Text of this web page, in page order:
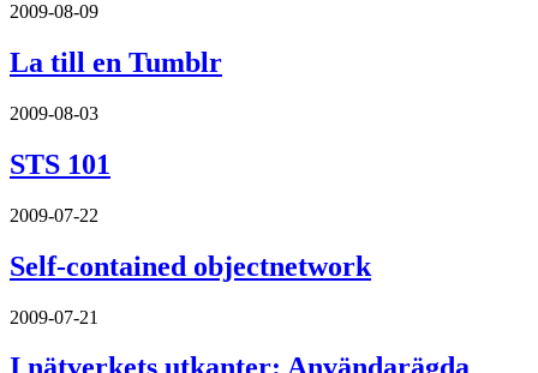
2009-08-09
La till en Tumblr
2009-08-03
STS 101
2009-07-22
Self-contained objectnetwork
2009-07-21